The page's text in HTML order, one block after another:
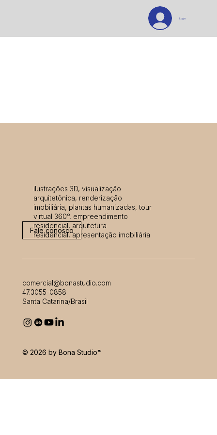
Login
ilustrações 3D, visualização
arquitetônica, renderização
imobiliária, plantas humanizadas, tour
virtual 360°, empreendimento
residencial, arquitetura
residencial, apresentação imobiliária
Fale conosco
comercial@bonastudio.com
47.3055-0858
Santa Catarina/Brasil
© 2026 by Bona Studio™